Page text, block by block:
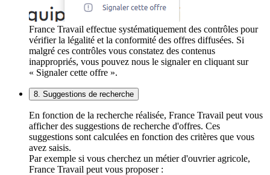
France Travail effectue systématiquement des contrôles pour
vérifier la légalité et la conformité des offres diffusées. Si
malgré ces contrôles vous constatez des contenus
inappropriés, vous pouvez nous le signaler en cliquant sur
« Signaler cette offre ».
8. Suggestions de recherche
En fonction de la recherche réalisée, France Travail peut vous
afficher des suggestions de recherche d'offres. Ces
suggestions sont calculées en fonction des critères que vous
avez saisis.
Par exemple si vous cherchez un métier d'ouvrier agricole,
France Travail peut vous proposer :